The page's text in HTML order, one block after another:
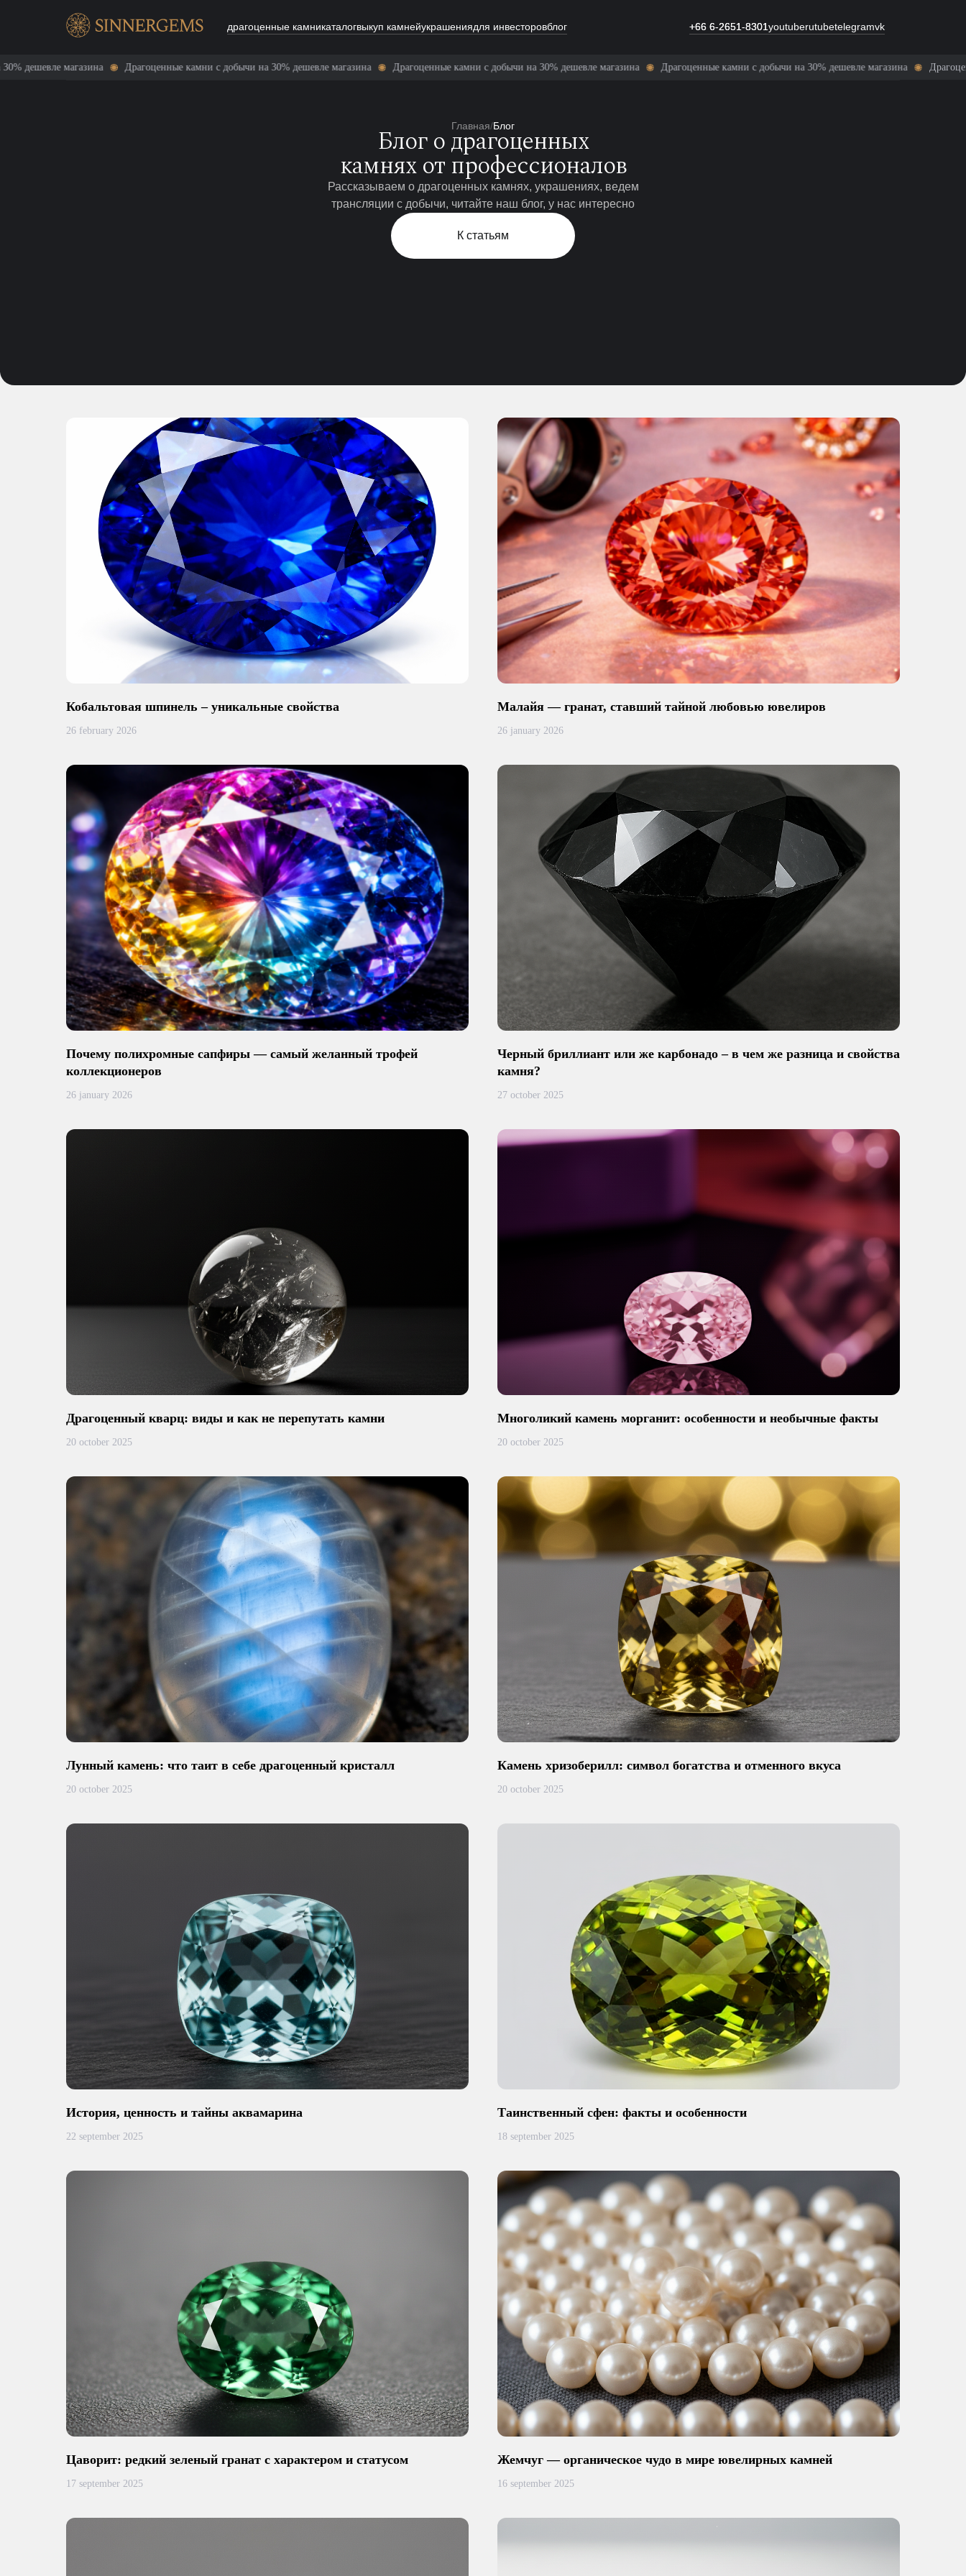
драгоценные камникаталогвыкуп камнейукрашениядля инвесторовблог +66 6-2651-8301youtuberutubetelegramvk
+66 6-2651-8301
Драгоценные камни с добычи на 30% дешевле магазина Драгоценные камни с добычи на 30% дешевле магазина Драгоценные камни с добычи на 30% дешевле магазина Драгоценные камни с добычи на
Главная/Блог
Блог о драгоценных
камнях от профессионалов
Рассказываем о драгоценных камнях, украшениях, ведем
трансляции с добычи, читайте наш блог, у нас интересно
К статьям
Кобальтовая шпинель – уникальные свойства
26 february 2026
Малайя — гранат, ставший тайной любовью ювелиров
26 january 2026
Почему полихромные сапфиры — самый желанный трофей
коллекционеров
26 january 2026
Черный бриллиант или же карбонадо – в чем же разница и свойства
камня?
27 october 2025
Драгоценный кварц: виды и как не перепутать камни
20 october 2025
Многоликий камень морганит: особенности и необычные факты
20 october 2025
Лунный камень: что таит в себе драгоценный кристалл
20 october 2025
Камень хризоберилл: символ богатства и отменного вкуса
20 october 2025
История, ценность и тайны аквамарина
22 september 2025
Таинственный сфен: факты и особенности
18 september 2025
Цаворит: редкий зеленый гранат с характером и статусом
17 september 2025
Жемчуг — органическое чудо в мире ювелирных камней
16 september 2025